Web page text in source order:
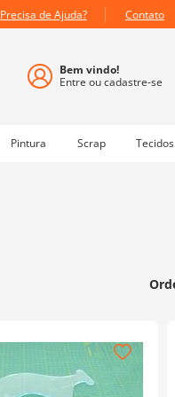
Precisa de Ajuda? Contato
Pintura Scrap Tecidos